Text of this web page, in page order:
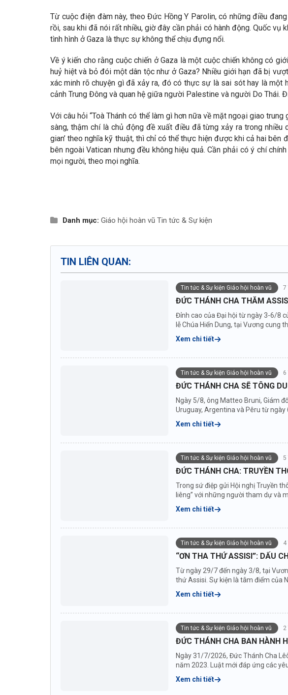
Từ cuộc điện đàm này, theo Đức Hồng Y Parolin, có những điều
rồi, sau khi đã nói rất nhiều, giờ đây cần phải có hành động. Quốc vụ
tình hình ở Gaza là thực sự không thể chịu đựng nổi.
Về ý kiến cho rằng cuộc chiến ở Gaza là một cuộc chiến không có
huỷ hiệt và bỏ đói một dân tộc như ở Gaza? Nhiều giới hạn đã bị
xác minh rõ chuyện gì đã xảy ra, đó có thực sự là sai sót hay là
cảnh Trung Đông và quan hệ giữa người Palestine và người Do Thái.
Với câu hỏi “Toà Thánh có thể làm gì hơn nữa về mặt ngoại giao
sàng, thậm chí là chủ động đề xuất điều đã từng xảy ra trong nhiều
gian’ theo nghĩa kỹ thuật, thì chỉ có thể thực hiện được khi cả hai
bên ngoài Vatican nhưng đều không hiệu quả. Cần phải có ý chí
mọi người, theo mọi nghĩa.
Danh mục: Giáo hội hoàn vũ Tin tức & Sự kiện
TIN LIÊN QUAN:
Tin tức & Sự kiện Giáo hội hoàn vũ 7
ĐỨC THÁNH CHA THĂM
Đỉnh cao của Đại hội từ ngày 3-6/8
lễ Chúa Hiển Dung, tại Vương cung
Xem chi tiết
Tin tức & Sự kiện Giáo hội hoàn vũ 6
ĐỨC THÁNH CHA SẼ TÔNG
Ngày 5/8, ông Matteo Bruni, Giám
Uruguay, Argentina và Pêru từ
nước...
Xem chi tiết
Tin tức & Sự kiện Giáo hội hoàn vũ 5
ĐỨC THÁNH CHA: TRUYỀN
Trong sứ điệp gửi Hội nghị Truyền
liêng” với những người tham dự và
Xem chi tiết
Tin tức & Sự kiện Giáo hội hoàn vũ 4
“ƠN THA THỨ ASSISI”: DẤU
Từ ngày 29/7 đến ngày 3/8, tại
thứ Assisi. Sự kiện là tâm điểm của
Xem chi tiết
Tin tức & Sự kiện Giáo hội hoàn vũ 2
ĐỨC THÁNH CHA BAN HÀNH
Ngày 31/7/2026, Đức Thánh Cha
năm 2023. Luật mới đáp ứng các
Xem chi tiết